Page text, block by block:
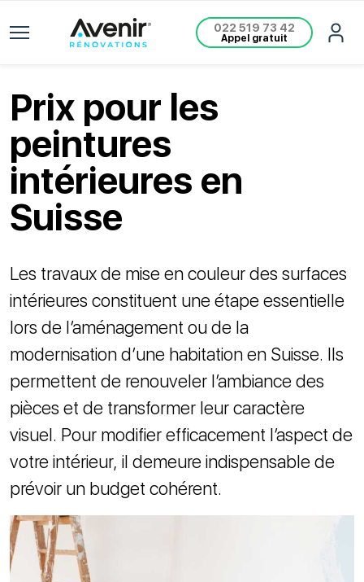
022 519 73 42
Appel gratuit
Prix pour les
peintures
intérieures en
Suisse
Les travaux de mise en couleur des surfaces
intérieures constituent une étape essentielle
lors de l’aménagement ou de la
modernisation d’une habitation en Suisse. Ils
permettent de renouveler l’ambiance des
pièces et de transformer leur caractère
visuel. Pour modifier efficacement l’aspect de
votre intérieur, il demeure indispensable de
prévoir un budget cohérent.